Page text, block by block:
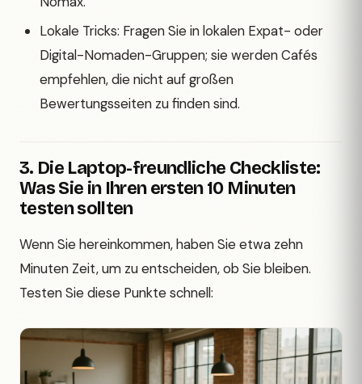
Lokale Tricks: Fragen Sie in lokalen Expat- oder
Digital-Nomaden-Gruppen; sie werden Cafés
empfehlen, die nicht auf großen
Bewertungsseiten zu finden sind.
3. Die Laptop-freundliche Checkliste:
Was Sie in Ihren ersten 10 Minuten
testen sollten
Wenn Sie hereinkommen, haben Sie etwa zehn
Minuten Zeit, um zu entscheiden, ob Sie bleiben.
Testen Sie diese Punkte schnell: